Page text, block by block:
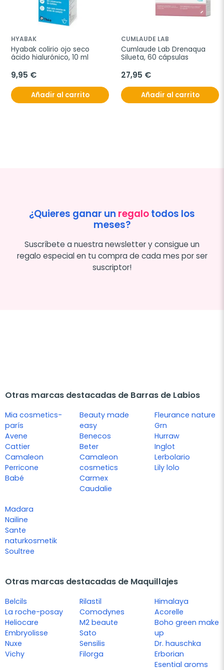
HYABAK
Hyabak colirio ojo seco
ácido hialurónico, 10 ml
9,95 €
Añadir al carrito
CUMLAUDE LAB
Cumlaude Lab Drenaqua
Silueta, 60 cápsulas
27,95 €
Añadir al carrito
¿Quieres ganar un regalotodos los
meses?
Suscríbete a nuestra newsletter y consigue un
regalo especial en tu compra de cada mes por ser
suscriptor!
Otras marcas destacadas de Barras de Labios
Mia cosmetics-
parís
Avene
Cattier
Camaleon
Perricone
Babé
Beauty made
easy
Benecos
Beter
Camaleon
cosmetics
Carmex
Caudalie
Fleurance nature
Grn
Hurraw
Inglot
Lerbolario
Lily lolo
Madara
Nailine
Sante
naturkosmetik
Soultree
Otras marcas destacadas de Maquillajes
Belcils
La roche-posay
Heliocare
Embryolisse
Nuxe
Vichy
Rilastil
Comodynes
M2 beaute
Sato
Sensilis
Filorga
Himalaya
Acorelle
Boho green make
up
Dr. hauschka
Erborian
Esential aroms